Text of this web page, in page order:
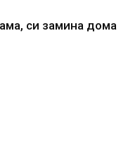
си замина дома